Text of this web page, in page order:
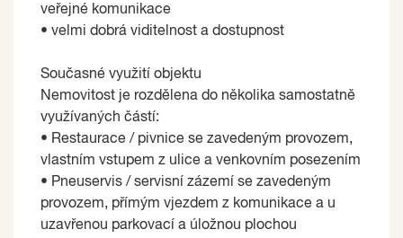
veřejné komunikace
• velmi dobrá viditelnost a dostupnost
Současné využití objektu
Nemovitost je rozdělena do několika samostatně
využívaných částí:
• Restaurace / pivnice se zavedeným provozem,
vlastním vstupem z ulice a venkovním posezením
• Pneuservis / servisní zázemí se zavedeným
provozem, přímým vjezdem z komunikace a u
uzavřenou parkovací a úložnou plochou